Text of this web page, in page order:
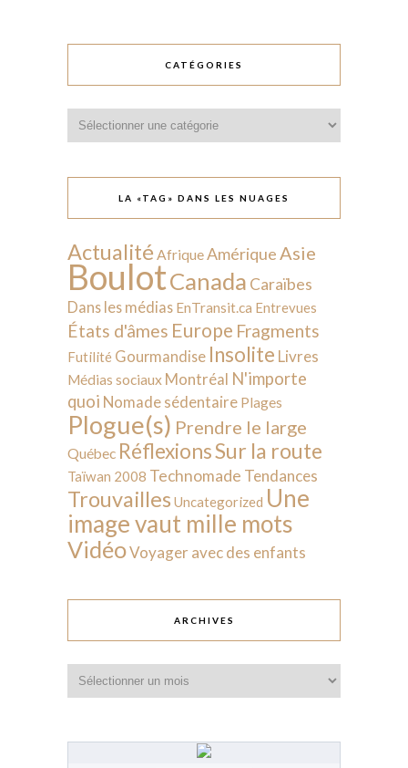
CATÉGORIES
LA «TAG» DANS LES NUAGES
Actualité AfriqueAmérique Asie
BoulotCanada Caraïbes
Dans les médias EnTransit.ca Entrevues
États d'âmes Europe Fragments
Futilité Gourmandise Insolite Livres
Médias sociaux Montréal N'importe
quoi Nomade sédentaire Plages
Plogue(s) Prendre le large
Québec RéflexionsSur la route
Taïwan 2008 Technomade Tendances
Trouvailles Uncategorized Une
image vaut mille mots
VidéoVoyager avec des enfants
ARCHIVES